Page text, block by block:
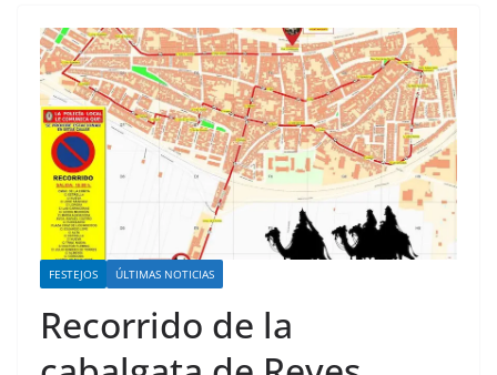
FESTEJOS ÚLTIMAS NOTICIAS
Recorrido de la